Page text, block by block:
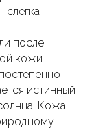
слегка
после
кожи
истинный
Кожа